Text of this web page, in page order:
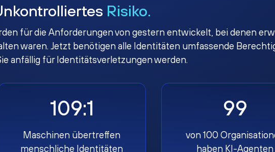
Risiko.
für die Anforderungen von gestern entwickelt, bei denen
waren. Jetzt benötigen alle Identitäten umfassende
anfällig für Identitätsverletzungen werden.
109:1
Maschinen übertreffen
menschliche Identitäten
99
von 100
haben KI-Agenten